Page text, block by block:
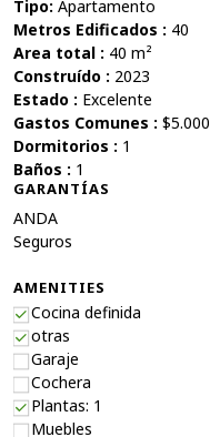
Tipo: Apartamento
Metros Edificados : 40
Area total : 40 m²
Construído : 2023
Estado : Excelente
Gastos Comunes : $5.000
Dormitorios : 1
Baños : 1
GARANTÍAS
ANDA
Seguros
AMENITIES
Cocina definida
otras
Garaje
Cochera
Plantas: 1
Muebles